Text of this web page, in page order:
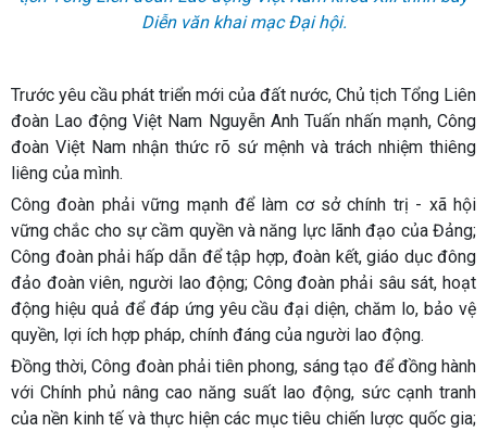
Diễn văn khai mạc Đại hội.
Trước yêu cầu phát triển mới của đất nước, Chủ tịch Tổng Liên
đoàn Lao động Việt Nam Nguyễn Anh Tuấn nhấn mạnh, Công
đoàn Việt Nam nhận thức rõ sứ mệnh và trách nhiệm thiêng
liêng của mình.
Công đoàn phải vững mạnh để làm cơ sở chính trị - xã hội
vững chắc cho sự cầm quyền và năng lực lãnh đạo của Đảng;
Công đoàn phải hấp dẫn để tập hợp, đoàn kết, giáo dục đông
đảo đoàn viên, người lao động; Công đoàn phải sâu sát, hoạt
động hiệu quả để đáp ứng yêu cầu đại diện, chăm lo, bảo vệ
quyền, lợi ích hợp pháp, chính đáng của người lao động.
Đồng thời, Công đoàn phải tiên phong, sáng tạo để đồng hành
với Chính phủ nâng cao năng suất lao động, sức cạnh tranh
của nền kinh tế và thực hiện các mục tiêu chiến lược quốc gia;